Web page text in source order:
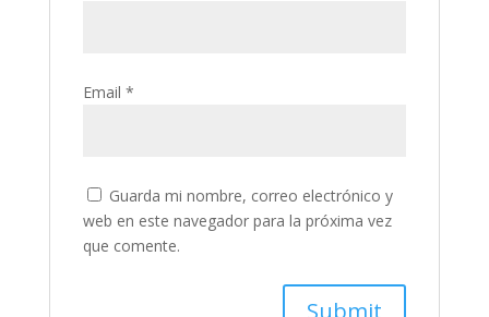
Email *
Guarda mi nombre, correo electrónico y
web en este navegador para la próxima vez
que comente.